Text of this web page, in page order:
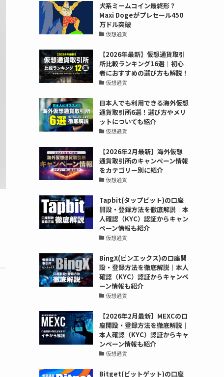
犬系ミームコイン最終形？
Maxi Dogeがプレセール450
万ドル突破
仮想通貨
【2026年最新】仮想通貨取引
所比較ランキング16選｜初心
者におすすめの選び方も解説！
仮想通貨
日本人でも利用できる海外仮想
通貨取引所6選！選び方やメリ
ットについても紹介
仮想通貨
【2026年2月最新】海外仮想
通貨取引所のキャンペーン情報
をカテゴリー別に紹介
仮想通貨
Tapbit(タップビット)の口座
開設・登録方法を徹底解説｜本
人確認（KYC）認証からキャン
ペーン情報も紹介
仮想通貨
BingX(ビンエックス)の口座開
設・登録方法を徹底解説｜本人
確認（KYC）認証からキャンペ
ーン情報も紹介
仮想通貨
【2026年2月最新】MEXCの口
座開設・登録方法を徹底解説｜
本人確認（KYC）認証からキャ
ンペーン情報も紹介
仮想通貨
Bitget(ビットゲット)の口座